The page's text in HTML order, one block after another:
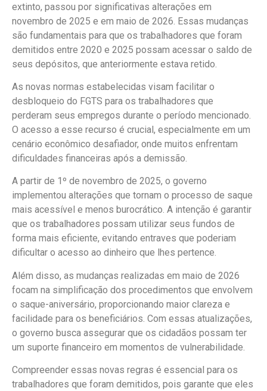
extinto, passou por significativas alterações em
novembro de 2025 e em maio de 2026. Essas mudanças
são fundamentais para que os trabalhadores que foram
demitidos entre 2020 e 2025 possam acessar o saldo de
seus depósitos, que anteriormente estava retido.
As novas normas estabelecidas visam facilitar o
desbloqueio do FGTS para os trabalhadores que
perderam seus empregos durante o período mencionado.
O acesso a esse recurso é crucial, especialmente em um
cenário econômico desafiador, onde muitos enfrentam
dificuldades financeiras após a demissão.
A partir de 1º de novembro de 2025, o governo
implementou alterações que tornam o processo de saque
mais acessível e menos burocrático. A intenção é garantir
que os trabalhadores possam utilizar seus fundos de
forma mais eficiente, evitando entraves que poderiam
dificultar o acesso ao dinheiro que lhes pertence.
Além disso, as mudanças realizadas em maio de 2026
focam na simplificação dos procedimentos que envolvem
o saque-aniversário, proporcionando maior clareza e
facilidade para os beneficiários. Com essas atualizações,
o governo busca assegurar que os cidadãos possam ter
um suporte financeiro em momentos de vulnerabilidade.
Compreender essas novas regras é essencial para os
trabalhadores que foram demitidos, pois garante que eles